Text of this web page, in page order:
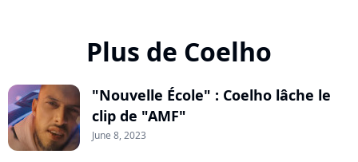
Plus de Coelho
"Nouvelle École" : Coelho lâche le
clip de "AMF"
June 8, 2023